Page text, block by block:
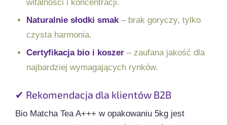
witalności i koncentracji.
Naturalnie słodki smak– brak goryczy, tylko
czysta harmonia.
Certyfikacja bio i koszer – zaufana jakość dla
najbardziej wymagających rynków.
✔ Rekomendacja dla klientów B2B
Bio Matcha Tea A+++ w opakowaniu 5kg jest